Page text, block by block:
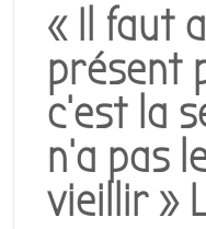
« Il faut
présent
c’est la
n’a pas
vieillir »